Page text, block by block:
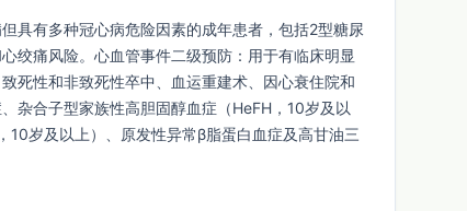
具有多种冠心病危险因素的成年患者，包括2型糖尿
绞痛风险。心血管事件二级预防：用于有临床明显
死性和非致死性卒中、血运重建术、因心衰住院和
杂合子型家族性高胆固醇血症（HeFH，10岁及以
10岁及以上）、原发性异常β脂蛋白血症及高甘油三